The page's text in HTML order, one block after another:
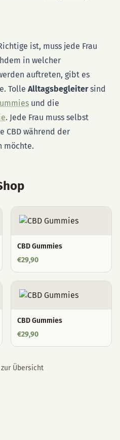
ist, muss jede Frau
in welcher
auftreten, gibt es
Tolle Alltagsbegleitersind
und die
. Jede Frau muss selbst
CBD während der
möchte.
CBD Gummies
€29,90
CBD Gummies
€29,90
Übersicht